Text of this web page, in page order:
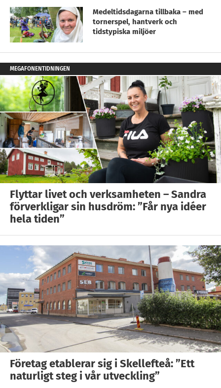
Medeltidsdagarna tillbaka – med
tornerspel, hantverk och
tidstypiska miljöer
MEGAFONENTIDNINGEN
Flyttar livet och verksamheten – Sandra
förverkligar sin husdröm: ”Får nya idéer
hela tiden”
Företag etablerar sig i Skellefteå: ”Ett
naturligt steg i vår utveckling”